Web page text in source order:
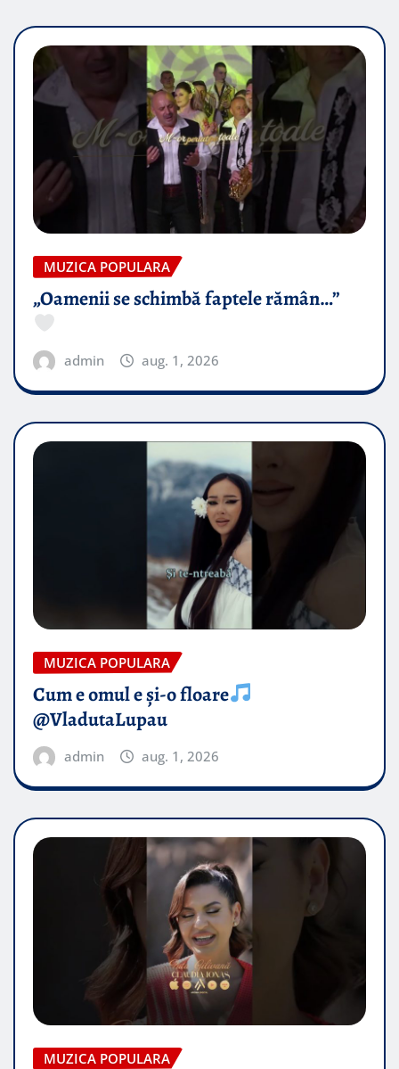
MUZICA POPULARA
„Oamenii se schimbă faptele rămân…”
admin aug. 1, 2026
MUZICA POPULARA
Cum e omul e și-o floare
@VladutaLupau
admin aug. 1, 2026
MUZICA POPULARA